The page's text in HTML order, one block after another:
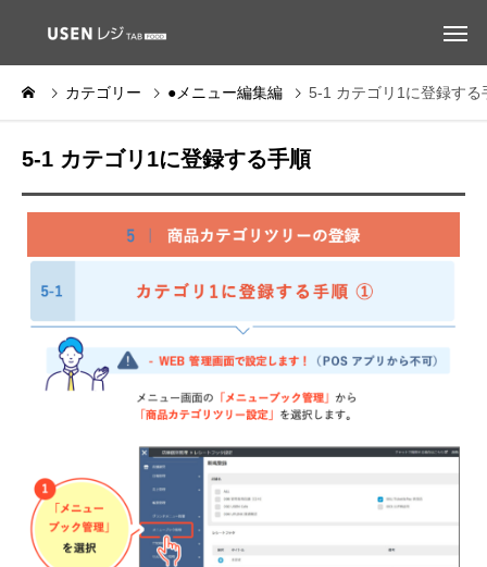
カテゴリー ●メニュー編集編 5-1 カテゴリ1に登録する
5-1 カテゴリ1に登録する手順